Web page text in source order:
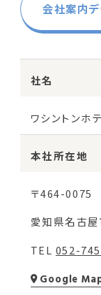
会社案内
社名
ワシントンホ
本社所在地
〒464-0075
愛知県名古
TEL 052-
Google